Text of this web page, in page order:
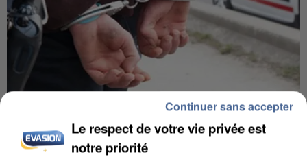
MAFIA INTERPELLÉ EN ALGÉRIE
Le respect de votre vie privée est
notre priorité
Continuer sans accepter